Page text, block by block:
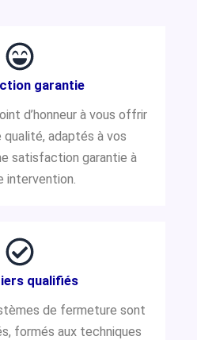
garantie
d’honneur à vous offrir
adaptés à vos
satisfaction garantie à
intervention.
qualifiés
de fermeture sont
formés aux techniques